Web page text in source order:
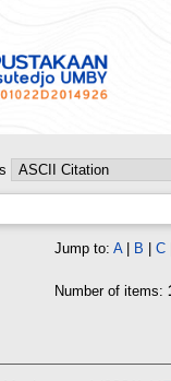
Jump to: A| B C
Number of items: